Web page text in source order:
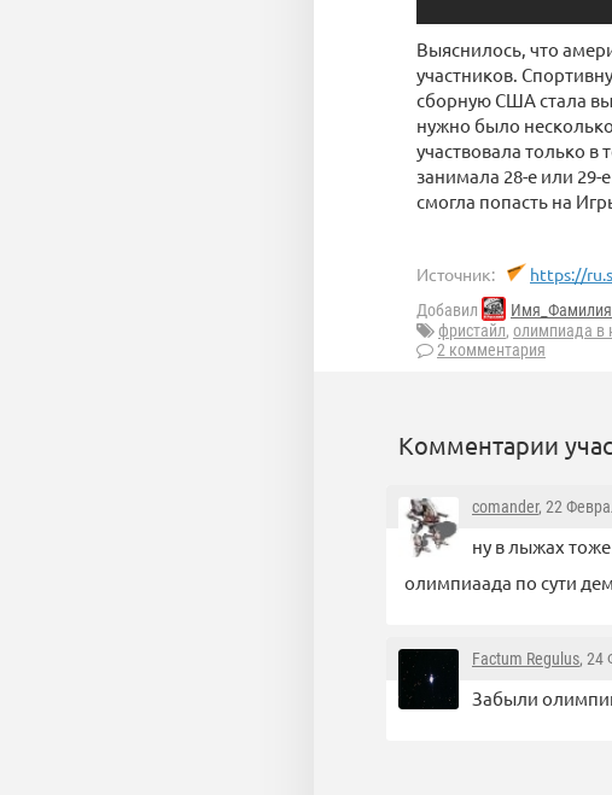
Выяснилось, что
участников.
сборную США стала
нужно было
участвовала только
занимала 28-е или 29-
смогла попасть на
Источник: https://
Добавил Имя_Фамилия
фристайл, олимпиада в
2 комментария
Комментарии
comander, 22
ну в лыжах
олимпиаада по сути
Factum Regulus, 24
Забыли